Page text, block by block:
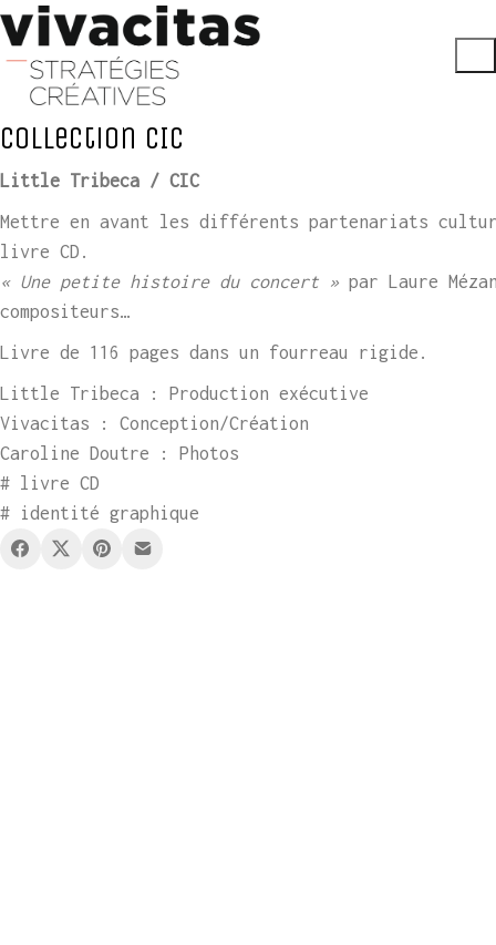
Collection CIC
Little Tribeca / CIC
Mettre en avant les différents partenariats
livre CD.
« Une petite histoire du concert » par Laure
compositeurs…
Livre de 116 pages dans un fourreau rigide.
Little Tribeca : Production exécutive
Vivacitas : Conception/Création
Caroline Doutre : Photos
# livre CD
# identité graphique